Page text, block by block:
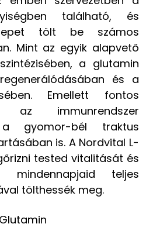
található, és
tölt be számos
Mint az egyik alapvető
a glutamin
és a
Emellett fontos
az immunrendszer
gyomor-bél traktus
is. A Nordvital L-
tested vitalitását és
mindennapjaid teljes
tölthessék meg.